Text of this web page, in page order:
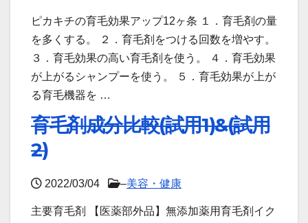
ピカキチの育毛効果アップ12ヶ条 １．育毛剤の量
を多くする。 ２．育毛剤をつける回数を増やす。
３．育毛効果の高い育毛剤を使う。 ４．育毛効果
が上がるシャンプーを使う。 ５．育毛効果が上が
る育毛機器を …
育毛剤成分比較(試用1)&(試用
2)
2022/03/04 –美容・健康
主要育毛剤 【医薬部外品】無添加薬用育毛剤イク